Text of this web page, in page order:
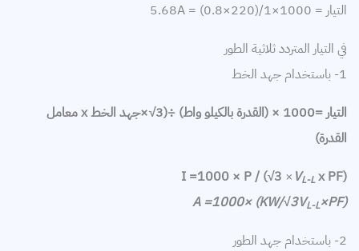
التيار = 1000×1/(220×0.8) = 5.68A
في التيار المتردد ثلاثية الطور
1- باستخدام جهد الخط
التيار =1000 × (القدرة بالكيلو واط) ÷(
3
√
×جهد الخط x معامل
القدرة)
I =1000 × P / (√3 × VL-L x PF)
A =1000× (KW/√3VL-L×PF)
2- باستخدام جهد الطور